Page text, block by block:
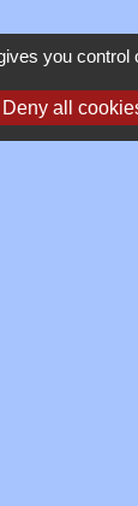
you control
Deny all